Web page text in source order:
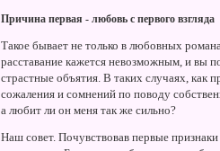
Причина первая - любовь с первого взгляда
Такое бывает не только в любовных
расставание кажется невозможным, и вы
страстные объятия. В таких случаях, как
сожаления и сомнений по поводу
а любит ли он меня так же сильно?
Наш совет. Почувствовав первые